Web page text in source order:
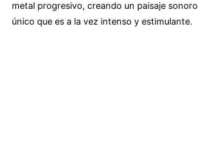
metal progresivo, creando un paisaje sonoro
único que es a la vez intenso y estimulante.